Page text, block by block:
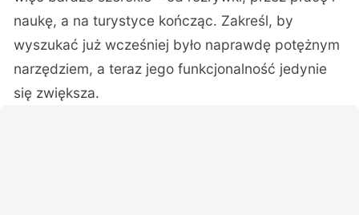
naukę, a na turystyce kończąc. Zakreśl, by
wyszukać już wcześniej było naprawdę potężnym
narzędziem, a teraz jego funkcjonalność jedynie
się zwiększa.